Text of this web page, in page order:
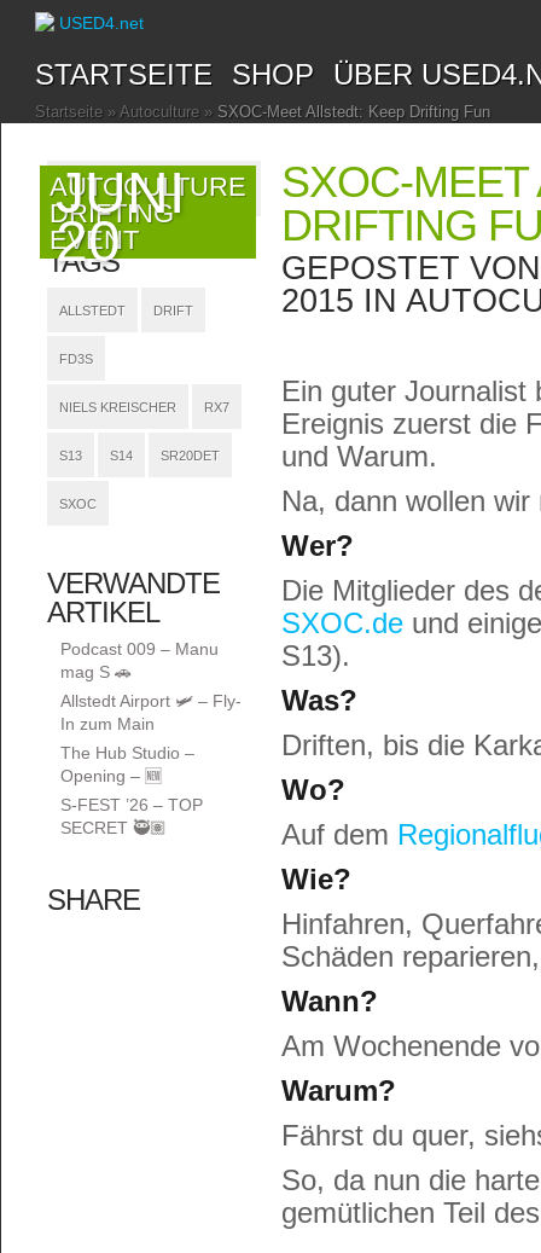
STARTSEITE SHOP ÜBER
Startseite » Autoculture » SXOC-Meet Allstedt: Keep Drifting Fun
AUTOCULTURE
DRIFTING
EVENT
JUNI
20
TAGS
ALLSTEDT DRIFT
FD3S
NIELS KREISCHER RX7
S13 S14 SR20DET
SXOC
VERWANDTE
ARTIKEL
Podcast 009 – Manu
mag S 🚗
Allstedt Airport 🛩️ – Fly-
In zum Main
The Hub Studio –
Opening – 🆕
S-FEST ’26 – TOP
SECRET 🥷🏽
SHARE
SXOC-MEET
DRIFTING
GEPOSTET
2015 IN
Ein guter Journalist
Ereignis zuerst die
und Warum.
Na, dann wollen wir
Wer?
Die Mitglieder des
SXOC.de und
S13).
Was?
Driften, bis die
Wo?
Auf dem
Wie?
Hinfahren,
Schäden
Wann?
Am Wochenende
Warum?
Fährst du quer,
So, da nun die
gemütlichen Teil